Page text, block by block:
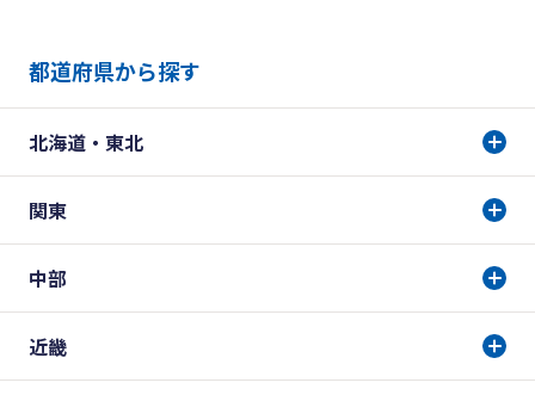
都道府県から探す
北海道・東北
関東
中部
近畿